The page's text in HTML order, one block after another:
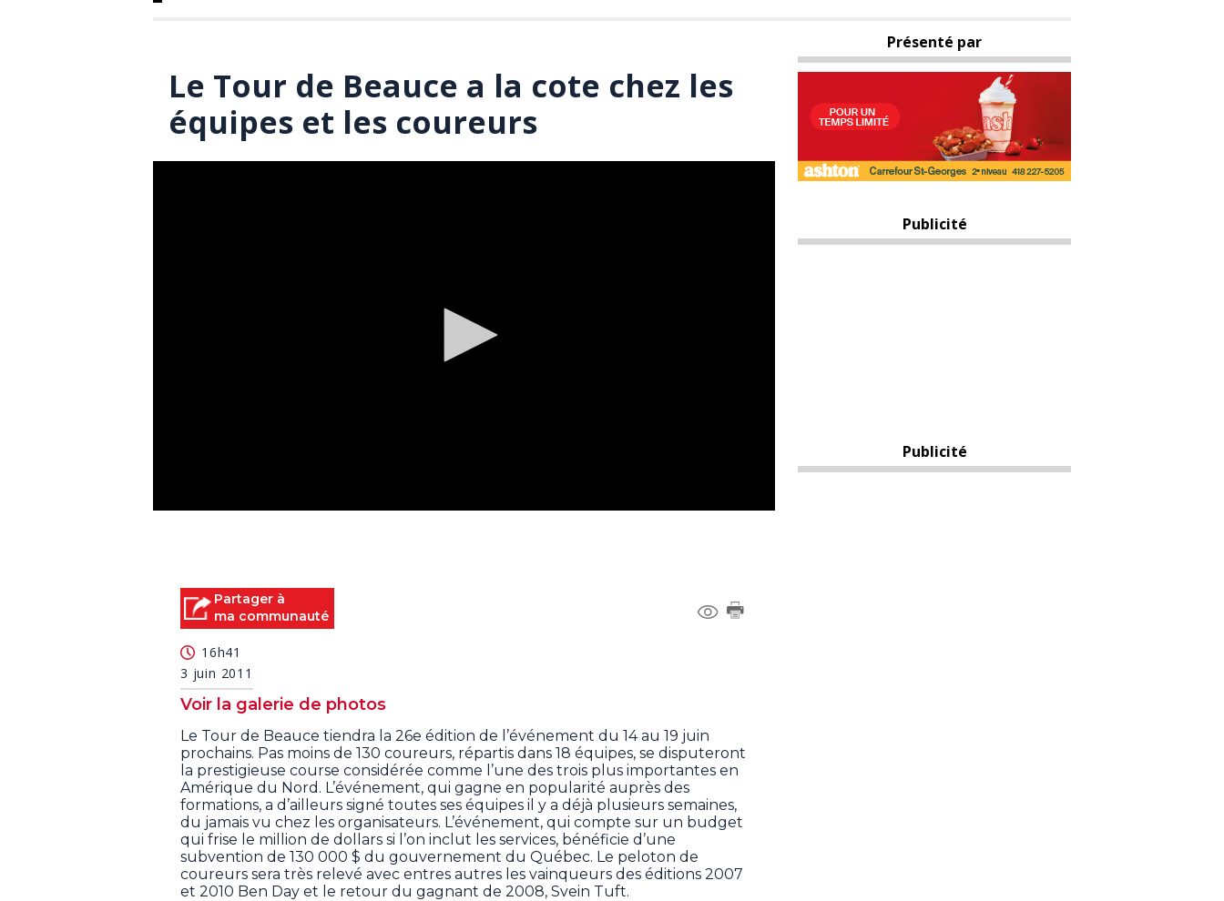
Le Tour de Beauce a la cote chez les
équipes et les coureurs
90%
Partager à
ma communauté
16h41
3 juin 2011
Voir la galerie de photos
Le Tour de Beauce tiendra la 26e édition de l’événement du 14 au 19 juin
prochains. Pas moins de 130 coureurs, répartis dans 18 équipes, se disputeront
la prestigieuse course considérée comme l’une des trois plus importantes en
Amérique du Nord. L’événement, qui gagne en popularité auprès des
formations, a d’ailleurs signé toutes ses équipes il y a déjà plusieurs semaines,
du jamais vu chez les organisateurs. L’événement, qui compte sur un budget
qui frise le million de dollars si l’on inclut les services, bénéficie d’une
subvention de 130 000 $ du gouvernement du Québec. Le peloton de
coureurs sera très relevé avec entres autres les vainqueurs des éditions 2007
et 2010 Ben Day et le retour du gagnant de 2008, Svein Tuft.
Présenté par
Publicité
Publicité